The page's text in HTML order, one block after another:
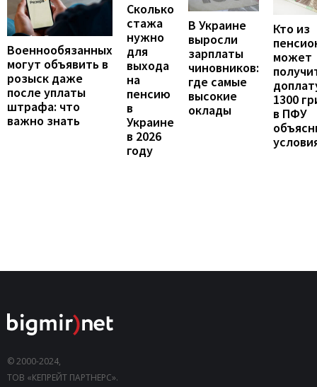
Военнообязанных
могут объявить в
розыск даже
после уплаты
штрафа: что
важно знать
Сколько
стажа
нужно
для
выхода
на
пенсию
в
Украине
в 2026
году
В Украине
выросли
зарплаты
чиновников:
где самые
высокие
оклады
Кто из
может
1300
в ПФУ
© 2000-2024,
ТОВ «КЕПРЕЙТ ПАРТНЕРС».